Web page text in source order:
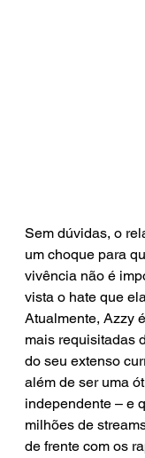
Sem dúvidas, o
um choque para
vivência não é
vista o hate que
Atualmente, Azzy
mais requisitadas
do seu extenso
além de ser uma
independente – e
milhões de
de frente com os